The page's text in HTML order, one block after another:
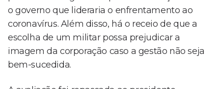
o governo que lideraria o enfrentamento ao
coronavírus. Além disso, há o receio de que a
escolha de um militar possa prejudicar a
imagem da corporação caso a gestão não seja
bem-sucedida.